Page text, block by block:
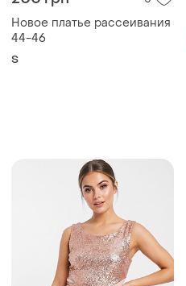
Новое платье рассеивания
44-46
S